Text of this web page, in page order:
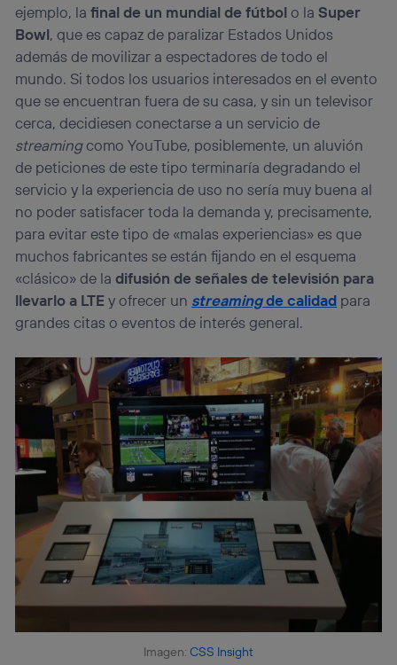
ejemplo, lafinal de un mundial de fútbolo laSuper
Bowl, que es capaz de paralizar Estados Unidos
además de movilizar a espectadores de todo el
mundo. Si todos los usuarios interesados en el evento
que se encuentran fuera de su casa, y sin un televisor
cerca, decidiesen conectarse a un servicio de
streamingcomo YouTube, posiblemente, un aluvión
de peticiones de este tipo terminaría degradando el
servicio y la experiencia de uso no sería muy buena al
no poder satisfacer toda la demanda y, precisamente,
para evitar este tipo de «malas experiencias» es que
muchos fabricantes se están fijando en el esquema
«clásico» de ladifusión de señales de televisión para
llevarlo a LTE y ofrecer un streamingde calidad para
grandes citas o eventos de interés general.
Imagen: CSS Insight